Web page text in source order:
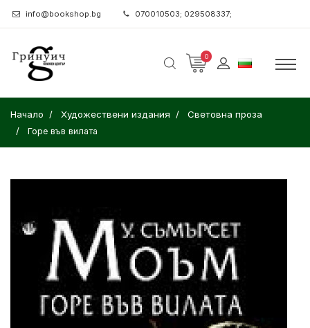
info@bookshop.bg 070010503; 029508337;
0
Начало Художествени издания Световна проза
Горе във вилата